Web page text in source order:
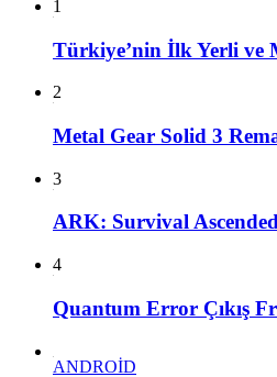
1
Türkiye’nin İlk Yerli ve
2
Metal Gear Solid 3
3
ARK: Survival
4
Quantum Error Çıkış
ANDROİD